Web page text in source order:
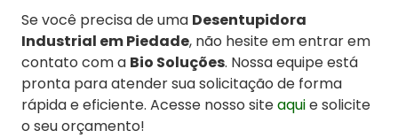
Se você precisa de uma Desentupidora
Industrial em Piedade, não hesite em entrar em
contato com a Bio Soluções. Nossa equipe está
pronta para atender sua solicitação de forma
rápida e eficiente. Acesse nosso siteaquie solicite
o seu orçamento!